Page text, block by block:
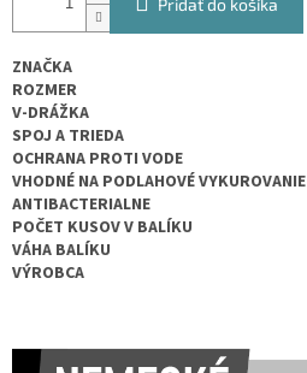
Pridať do košíka
ZNAČKA
ROZMER
V-DRÁŽKA
SPOJ A TRIEDA
OCHRANA PROTI VODE
VHODNÉ NA PODLAHOVÉ VYKUROVANIE
ANTIBACTERIALNE
POČET KUSOV V BALÍKU
VÁHA BALÍKU
VÝROBCA